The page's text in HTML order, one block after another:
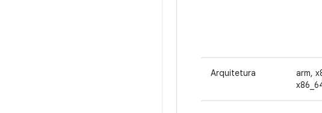
Arquitetura
arm,